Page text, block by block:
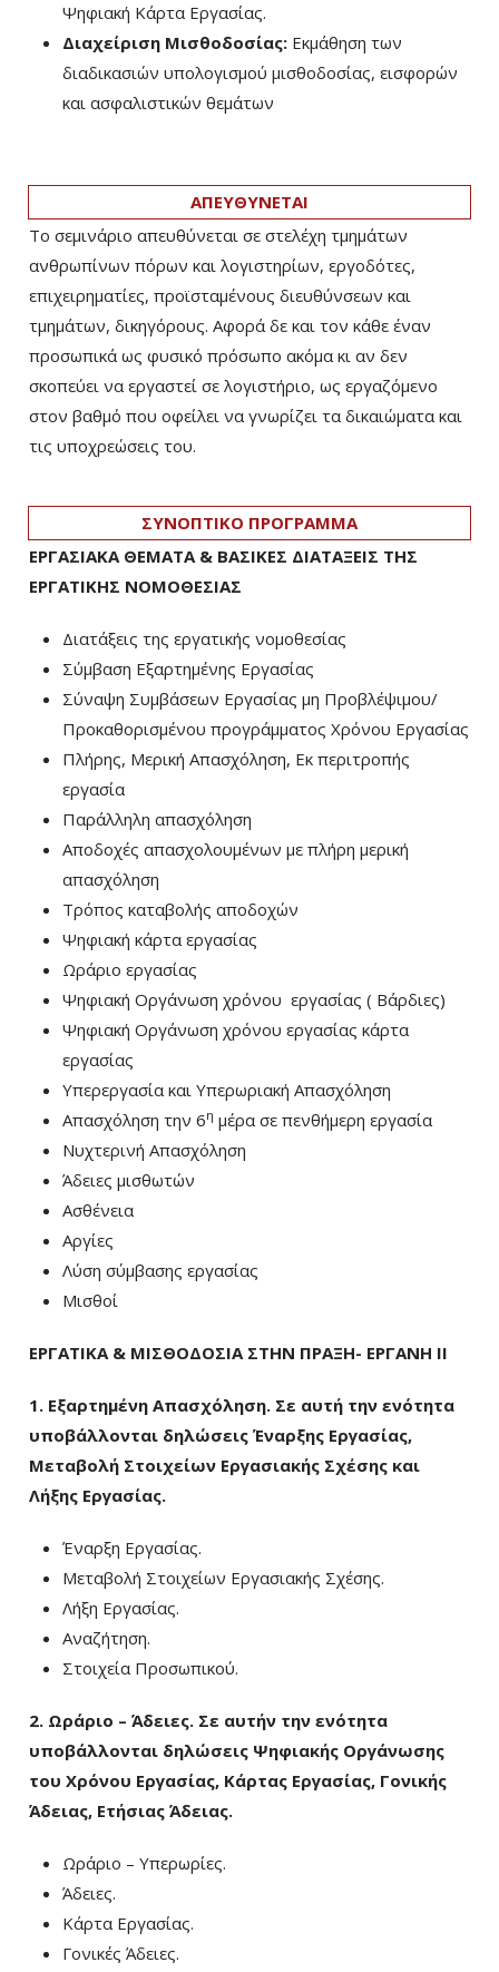
Ψηφιακή Κάρτα Εργασίας.
Διαχείριση Μισθοδοσίας: Εκμάθηση των
διαδικασιών υπολογισμού μισθοδοσίας, εισφορών
και ασφαλιστικών θεμάτων
ΑΠΕΥΘΥΝΕΤΑΙ
Το σεμινάριο απευθύνεται σε στελέχη τμημάτων
ανθρωπίνων πόρων και λογιστηρίων, εργοδότες,
επιχειρηματίες, προϊσταμένους διευθύνσεων και
τμημάτων, δικηγόρους. Αφορά δε και τον κάθε έναν
προσωπικά ως φυσικό πρόσωπο ακόμα κι αν δεν
σκοπεύει να εργαστεί σε λογιστήριο, ως εργαζόμενο
στον βαθμό που οφείλει να γνωρίζει τα δικαιώματα και
τις υποχρεώσεις του.
ΣΥΝΟΠΤΙΚΟ ΠΡΟΓΡΑΜΜΑ
ΕΡΓΑΣΙΑΚΑ ΘΕΜΑΤΑ & ΒΑΣΙΚΕΣ ΔΙΑΤΑΞΕΙΣ ΤΗΣ
ΕΡΓΑΤΙΚΗΣ ΝΟΜΟΘΕΣΙΑΣ
Διατάξεις της εργατικής νομοθεσίας
Σύμβαση Εξαρτημένης Εργασίας
Σύναψη Συμβάσεων Εργασίας μη Προβλέψιμου/
Προκαθορισμένου προγράμματος Χρόνου Εργασίας
Πλήρης, Μερική Απασχόληση, Εκ περιτροπής
εργασία
Παράλληλη απασχόληση
Αποδοχές απασχολουμένων με πλήρη μερική
απασχόληση
Τρόπος καταβολής αποδοχών
Ψηφιακή κάρτα εργασίας
Ωράριο εργασίας
Ψηφιακή Οργάνωση χρόνου εργασίας ( Βάρδιες)
Ψηφιακή Οργάνωση χρόνου εργασίας κάρτα
εργασίας
Υπερεργασία και Υπερωριακή Απασχόληση
Απασχόληση την 6η μέρα σε πενθήμερη εργασία
Νυχτερινή Απασχόληση
Άδειες μισθωτών
Ασθένεια
Αργίες
Λύση σύμβασης εργασίας
Μισθοί
ΕΡΓΑΤΙΚΑ & ΜΙΣΘΟΔΟΣΙΑ ΣΤΗΝ ΠΡΑΞΗ- ΕΡΓΑΝΗ ΙΙ
1. Εξαρτημένη Απασχόληση. Σε αυτή την ενότητα
υποβάλλονται δηλώσεις Έναρξης Εργασίας,
Μεταβολή Στοιχείων Εργασιακής Σχέσης και
Λήξης Εργασίας.
Έναρξη Εργασίας.
Μεταβολή Στοιχείων Εργασιακής Σχέσης.
Λήξη Εργασίας.
Αναζήτηση.
Στοιχεία Προσωπικού.
2. Ωράριο – Άδειες. Σε αυτήν την ενότητα
υποβάλλονται δηλώσεις Ψηφιακής Οργάνωσης
του Χρόνου Εργασίας, Κάρτας Εργασίας, Γονικής
Άδειας, Ετήσιας Άδειας.
Ωράριο – Υπερωρίες.
Άδειες.
Κάρτα Εργασίας.
Γονικές Άδειες.